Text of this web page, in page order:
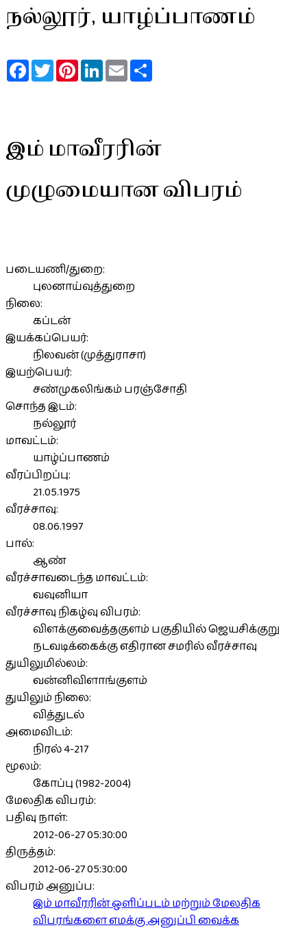
நல்லூர், யாழ்ப்பாணம்
FacebookTwitterPinterestLinkedInEmail
இம் மாவீரரின்
முழுமையான விபரம்
படையணி/துறை:
புலனாய்வுத்துறை
நிலை:
கப்டன்
இயக்கப்பெயர்:
நிலவன் (முத்துராசா)
இயற்பெயர்:
சண்முகலிங்கம் பரஞ்சோதி
சொந்த இடம்:
நல்லூர்
மாவட்டம்:
யாழ்ப்பாணம்
வீரப்பிறப்பு:
21.05.1975
வீரச்சாவு:
08.06.1997
பால்:
ஆண்
வீரச்சாவடைந்த மாவட்டம்:
வவுனியா
வீரச்சாவு நிகழ்வு விபரம்:
விளக்குவைத்தகுளம் பகுதியில் ஜெயசிக்குறு
நடவடிக்கைக்கு எதிரான சமரில் வீரச்சாவு
துயிலுமில்லம்:
வன்னிவிளாங்குளம்
துயிலும் நிலை:
வித்துடல்
அமைவிடம்:
நிரல் 4-217
மூலம்:
கோப்பு (1982-2004)
மேலதிக விபரம்:
பதிவு நாள்:
2012-06-27 05:30:00
திருத்தம்:
2012-06-27 05:30:00
விபரம் அனுப்ப:
இம் மாவீரரின் ஒளிப்படம் மற்றும் மேலதிக
விபரங்களை எமக்கு அனுப்பி வைக்க